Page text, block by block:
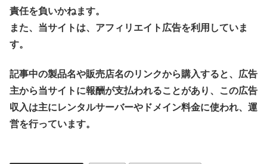
責任を負いかねます。
また、当サイトは、アフィリエイト広告を利用していま
す。
記事中の製品名や販売店名のリンクから購入すると、広告
主から当サイトに報酬が支払われることがあり、この広告
収入は主にレンタルサーバーやドメイン料金に使われ、運
営を行っています。